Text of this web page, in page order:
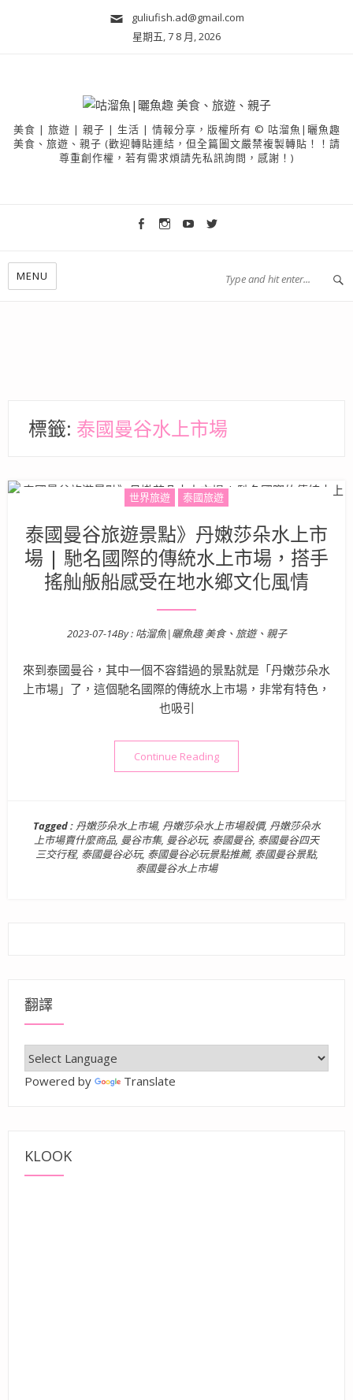
guliufish.ad@gmail.com
星期五, 7 8 月, 2026
美食 | 旅遊 | 親子 | 生活 | 情報分享，版權所有 © 咕溜魚|曬魚趣
美食、旅遊、親子 (歡迎轉貼連結，但全篇圖文嚴禁複製轉貼！！請
尊重創作權，若有需求煩請先私訊詢問，感謝！)
MENU
標籤: 泰國曼谷水上市場
世界旅遊 泰國旅遊
泰國曼谷旅遊景點》丹嫩莎朵水上市
場 | 馳名國際的傳統水上市場，搭手
搖舢舨船感受在地水鄉文化風情
Posted on
2023-07-14By : 咕溜魚|曬魚趣 美食、旅遊、親子
來到泰國曼谷，其中一個不容錯過的景點就是「丹嫩莎朵水
上市場」了，這個馳名國際的傳統水上市場，非常有特色，
也吸引
Continue Reading“泰國曼谷旅遊景點》丹嫩莎
Tagged : 丹嫩莎朵水上市場, 丹嫩莎朵水上市場殺價, 丹嫩莎朵水
上市場賣什麼商品, 曼谷市集, 曼谷必玩, 泰國曼谷, 泰國曼谷四天
三交行程, 泰國曼谷必玩, 泰國曼谷必玩景點推薦, 泰國曼谷景點,
泰國曼谷水上市場
翻譯
Powered by Translate
KLOOK